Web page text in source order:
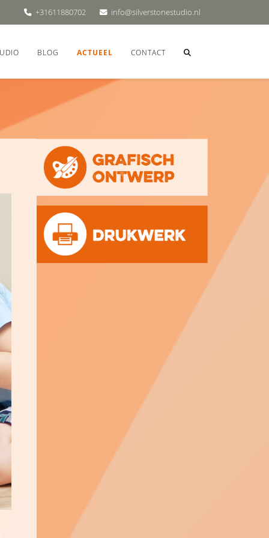
+31611880702 info@silverstonestudio.nl
BLOG ACTUEEL CONTACT